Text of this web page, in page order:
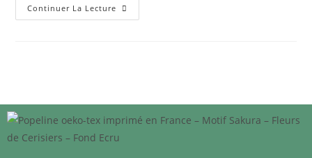
Continuer La Lecture